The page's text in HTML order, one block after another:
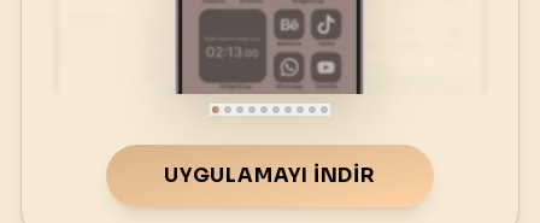
UYGULAMAYI İNDIR